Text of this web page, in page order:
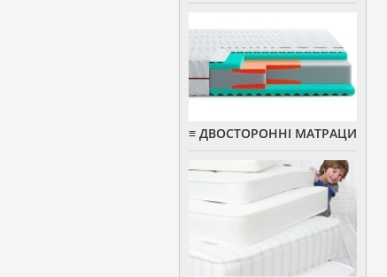
≡ ДВОСТОРОННІ МАТРАЦИ